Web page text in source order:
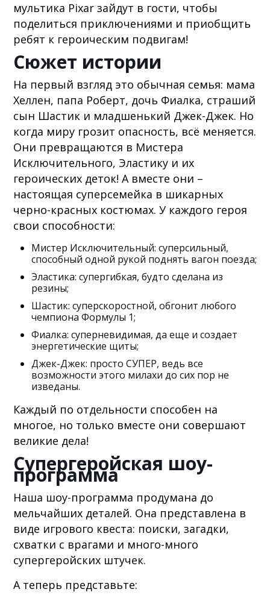
мультика Pixar зайдут в гости, чтобы
поделиться приключениями и приобщить
ребят к героическим подвигам!
Сюжет истории
На первый взгляд это обычная семья: мама
Хеллен, папа Роберт, дочь Фиалка, страший
сын Шастик и младшенький Джек-Джек. Но
когда миру грозит опасность, всё меняется.
Они превращаются в Мистера
Исключительного, Эластику и их
героических деток! А вместе они –
настоящая суперсемейка в шикарных
черно-красных костюмах. У каждого героя
свои способности:
Мистер Исключительный: суперсильный,
способный одной рукой поднять вагон поезда;
Эластика: супергибкая, будто сделана из
резины;
Шастик: суперскоростной, обгонит любого
чемпиона Формулы 1;
Фиалка: суперневидимая, да еще и создает
энергетические щиты;
Джек-Джек: просто СУПЕР, ведь все
возможности этого милахи до сих пор не
изведаны.
Каждый по отдельности способен на
многое, но только вместе они совершают
великие дела!
Супергеройская шоу-
программа
Наша шоу-программа продумана до
мельчайших деталей. Она представлена в
виде игрового квеста: поиски, загадки,
схватки с врагами и много-много
супергеройских штучек.
А теперь представьте: